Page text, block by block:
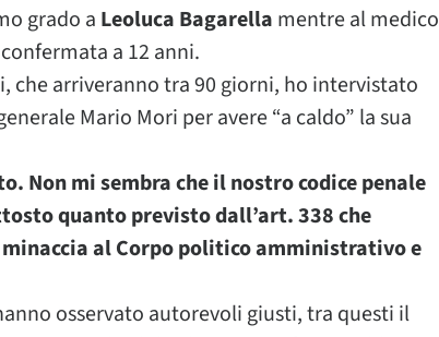
grado a Leoluca Bagarella mentre al medico
a 12 anni.
che arriveranno tra 90 giorni, ho intervistato
Mario Mori per avere “a caldo” la sua
Non mi sembra che il nostro codice penale
quanto previsto dall’art. 338 che
al Corpo politico amministrativo e
osservato autorevoli giusti, tra questi il